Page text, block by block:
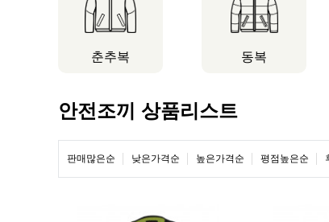
춘추복 동복
안전조끼 상품리스트
판매많은순 낮은가격순 높은가격순 평점높은순